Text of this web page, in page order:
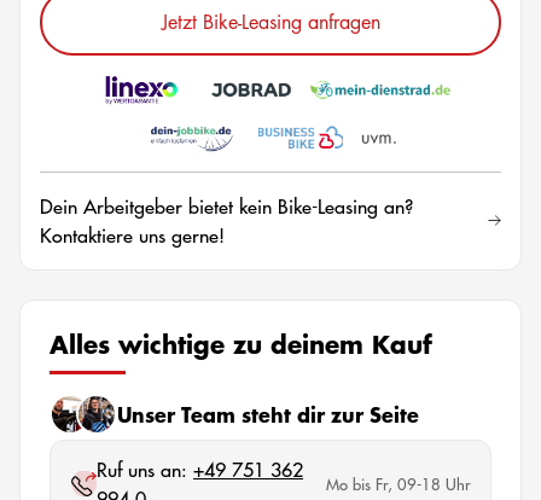
Jetzt Bike-Leasing anfragen
Dein Arbeitgeber bietet kein Bike-Leasing an?
Kontaktiere uns gerne!
Alles wichtige zu deinem Kauf
Unser Team steht dir zur Seite
Ruf uns an: +49 751 362
Mo bis Fr, 09-18 Uhr